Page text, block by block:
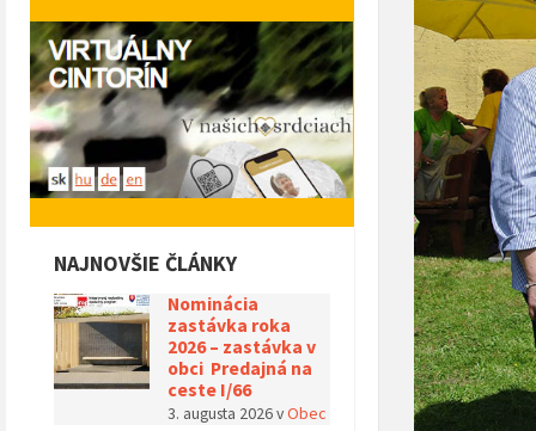
NAJNOVŠIE ČLÁNKY
Nominácia
zastávka roka
2026 – zastávka v
obci Predajná na
ceste I/66
3. augusta 2026vObec